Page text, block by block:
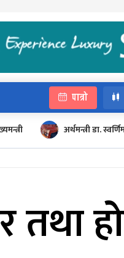
पात्रो
अर्थमन्त्री डा.